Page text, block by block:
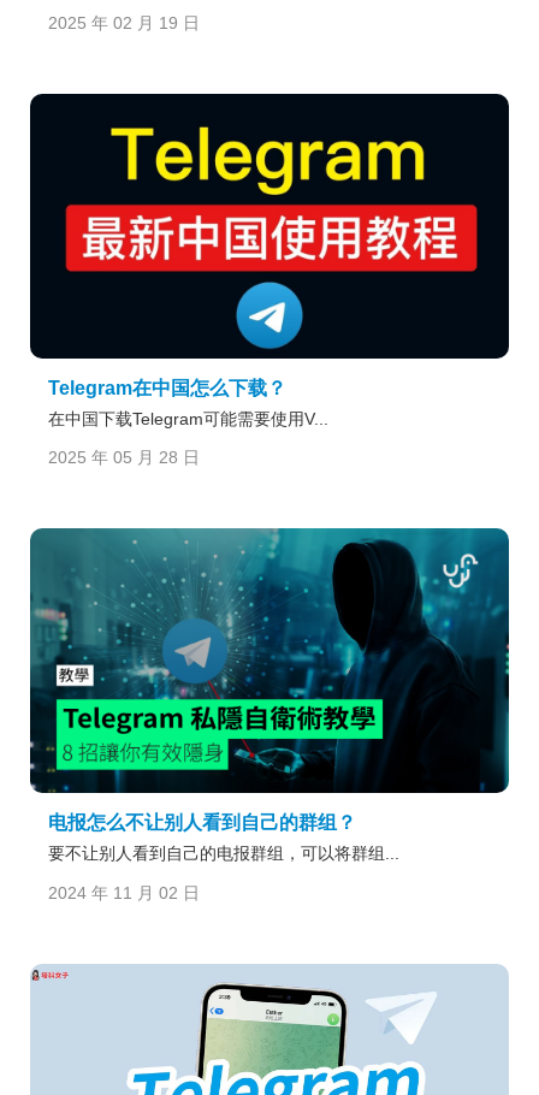
2025 年 02 月 19 日
Telegram在中国怎么下载？
在中国下载Telegram可能需要使用V...
2025 年 05 月 28 日
电报怎么不让别人看到自己的群组？
要不让别人看到自己的电报群组，可以将群组...
2024 年 11 月 02 日